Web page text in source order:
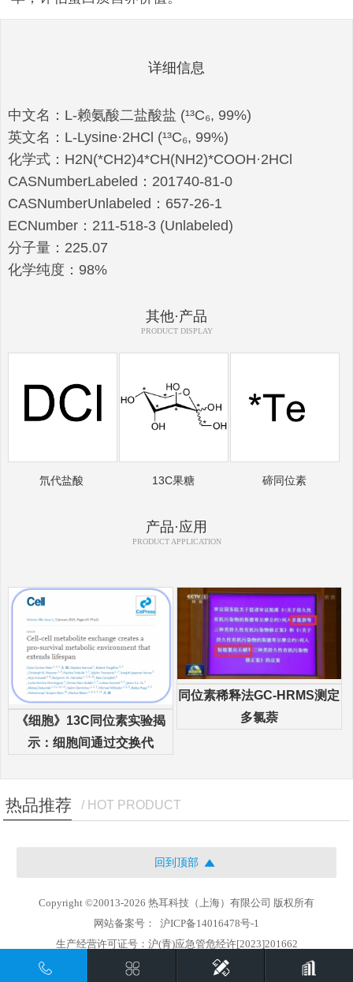
详细信息
中文名：L-赖氨酸二盐酸盐 (¹³C₆, 99%)
英文名：L-Lysine·2HCl (¹³C₆, 99%)
化学式：H2N(*CH2)4*CH(NH2)*COOH·2HCl
CASNumberLabeled：201740-81-0
CASNumberUnlabeled：657-26-1
ECNumber：211-518-3 (Unlabeled)
分子量：225.07
化学纯度：98%
其他·产品
PRODUCT DISPLAY
氘代盐酸 13C果糖 碲同位素
产品·应用
PRODUCT APPLICATION
《细胞》13C同位素实验揭
示：细胞间通过交换代
同位素稀释法GC-HRMS测定
多氯萘
热品推荐 / HOT PRODUCT
回到顶部
Copyright ©20013-2026 热耳科技（上海）有限公司 版权所有
网站备案号：
沪ICP备14016478号-1
生产经营许可证号：沪(青)应急管危经许[2023]201662
地址：上海市徐汇区中山西路1800号兆丰环球大厦21楼i座